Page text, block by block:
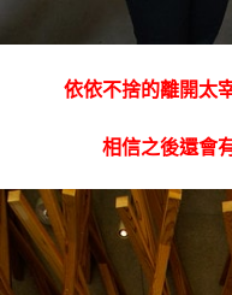
依依不捨的離開太
相信之後還會